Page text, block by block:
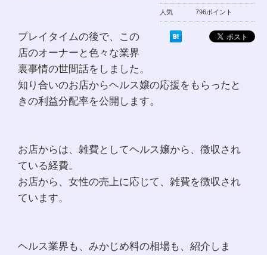
人気 796ポイント
プレイタイムの後で、この
店のオーナーと色々な業界
裏事情の世間話をしました。
知り合いのお店からヘルス嬢の応援をもらったと
きの利益分配率を公開します。
お店からは、雑費としてヘルス嬢から、徴収され
ている経費。
お店から、女性の売上に応じて、雑費を徴収され
ています。
ヘルス業界も、みかじめ料の相場も、紹介しま